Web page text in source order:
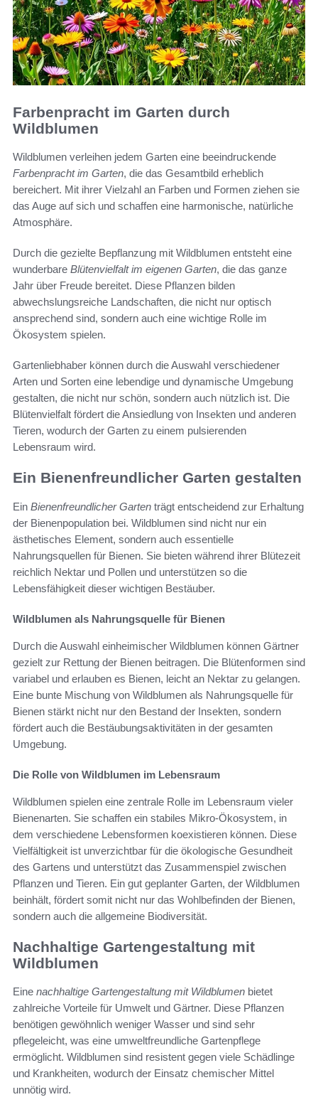
Farbenpracht im Garten durch
Wildblumen
Wildblumen verleihen jedem Garten eine beeindruckende
Farbenpracht im Garten, die das Gesamtbild erheblich
bereichert. Mit ihrer Vielzahl an Farben und Formen ziehen sie
das Auge auf sich und schaffen eine harmonische, natürliche
Atmosphäre.
Durch die gezielte Bepflanzung mit Wildblumen entsteht eine
wunderbare Blütenvielfalt im eigenen Garten, die das ganze
Jahr über Freude bereitet. Diese Pflanzen bilden
abwechslungsreiche Landschaften, die nicht nur optisch
ansprechend sind, sondern auch eine wichtige Rolle im
Ökosystem spielen.
Gartenliebhaber können durch die Auswahl verschiedener
Arten und Sorten eine lebendige und dynamische Umgebung
gestalten, die nicht nur schön, sondern auch nützlich ist. Die
Blütenvielfalt fördert die Ansiedlung von Insekten und anderen
Tieren, wodurch der Garten zu einem pulsierenden
Lebensraum wird.
Ein Bienenfreundlicher Garten gestalten
Ein Bienenfreundlicher Garten trägt entscheidend zur Erhaltung
der Bienenpopulation bei. Wildblumen sind nicht nur ein
ästhetisches Element, sondern auch essentielle
Nahrungsquellen für Bienen. Sie bieten während ihrer Blütezeit
reichlich Nektar und Pollen und unterstützen so die
Lebensfähigkeit dieser wichtigen Bestäuber.
Wildblumen als Nahrungsquelle für Bienen
Durch die Auswahl einheimischer Wildblumen können Gärtner
gezielt zur Rettung der Bienen beitragen. Die Blütenformen sind
variabel und erlauben es Bienen, leicht an Nektar zu gelangen.
Eine bunte Mischung von Wildblumen als Nahrungsquelle für
Bienen stärkt nicht nur den Bestand der Insekten, sondern
fördert auch die Bestäubungsaktivitäten in der gesamten
Umgebung.
Die Rolle von Wildblumen im Lebensraum
Wildblumen spielen eine zentrale Rolle im Lebensraum vieler
Bienenarten. Sie schaffen ein stabiles Mikro-Ökosystem, in
dem verschiedene Lebensformen koexistieren können. Diese
Vielfältigkeit ist unverzichtbar für die ökologische Gesundheit
des Gartens und unterstützt das Zusammenspiel zwischen
Pflanzen und Tieren. Ein gut geplanter Garten, der Wildblumen
beinhält, fördert somit nicht nur das Wohlbefinden der Bienen,
sondern auch die allgemeine Biodiversität.
Nachhaltige Gartengestaltung mit
Wildblumen
Eine nachhaltige Gartengestaltung mit Wildblumen bietet
zahlreiche Vorteile für Umwelt und Gärtner. Diese Pflanzen
benötigen gewöhnlich weniger Wasser und sind sehr
pflegeleicht, was eine umweltfreundliche Gartenpflege
ermöglicht. Wildblumen sind resistent gegen viele Schädlinge
und Krankheiten, wodurch der Einsatz chemischer Mittel
unnötig wird.